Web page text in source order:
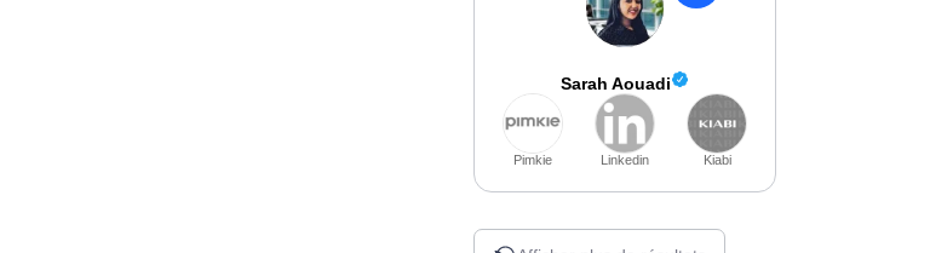
Sarah Aouadi
Pimkie Linkedin Kiabi